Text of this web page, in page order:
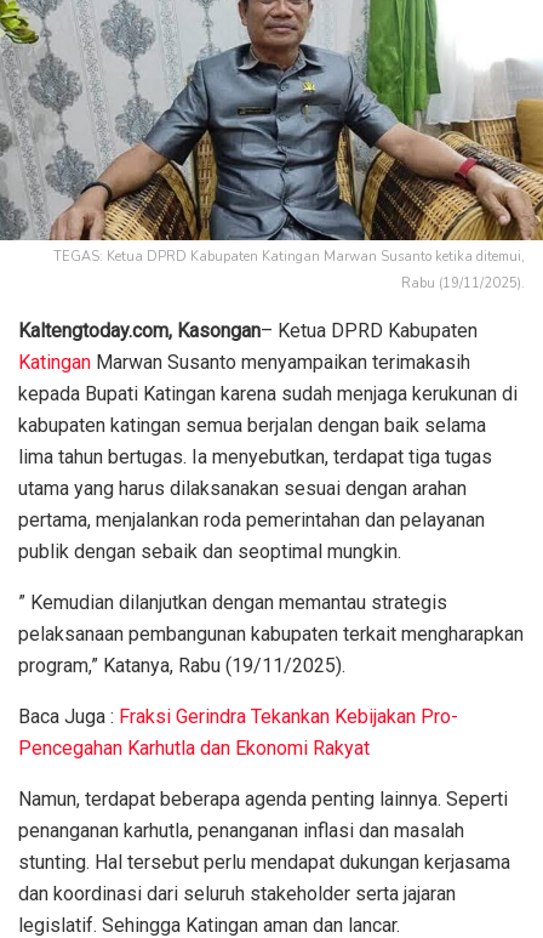
TEGAS: Ketua DPRD Kabupaten Katingan Marwan Susanto ketika ditemui,
Rabu (19/11/2025).
Kaltengtoday.com, Kasongan– Ketua DPRD Kabupaten
Katingan Marwan Susanto menyampaikan terimakasih
kepada Bupati Katingan karena sudah menjaga kerukunan di
kabupaten katingan semua berjalan dengan baik selama
lima tahun bertugas. Ia menyebutkan, terdapat tiga tugas
utama yang harus dilaksanakan sesuai dengan arahan
pertama, menjalankan roda pemerintahan dan pelayanan
publik dengan sebaik dan seoptimal mungkin.
” Kemudian dilanjutkan dengan memantau strategis
pelaksanaan pembangunan kabupaten terkait mengharapkan
program,” Katanya, Rabu (19/11/2025).
Baca Juga : Fraksi Gerindra Tekankan Kebijakan Pro-
Pencegahan Karhutla dan Ekonomi Rakyat
Namun, terdapat beberapa agenda penting lainnya. Seperti
penanganan karhutla, penanganan inflasi dan masalah
stunting. Hal tersebut perlu mendapat dukungan kerjasama
dan koordinasi dari seluruh stakeholder serta jajaran
legislatif. Sehingga Katingan aman dan lancar.